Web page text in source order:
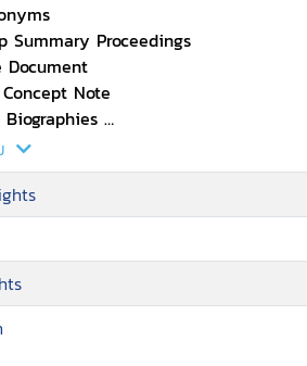
Summary Proceedings
Document
Note
Biographies
Remarks
Resolution
Media Brief